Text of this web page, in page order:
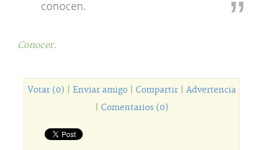
conocen.
Conocer.
Votar (0) Enviar amigo| Compartir| Advertencia
Comentarios (0)